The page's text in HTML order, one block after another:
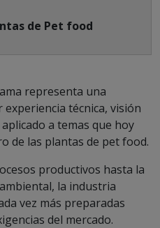
de Pet food
representa una
técnica, visión
a temas que hoy
de las plantas de pet food.
productivos hasta la
la industria
vez más preparadas
del mercado.